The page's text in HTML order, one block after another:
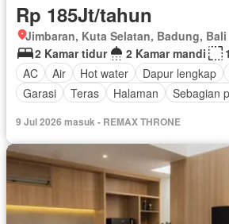
Rp 185Jt/tahun
Jimbaran, Kuta Selatan, Badung, Bali
2 Kamar tidur
2 Kamar mandi
AC
Air Hot water Dapur lengkap
Garasi
Teras Halaman Sebagian
9 Jul 2026 masuk - REMAX THRONE